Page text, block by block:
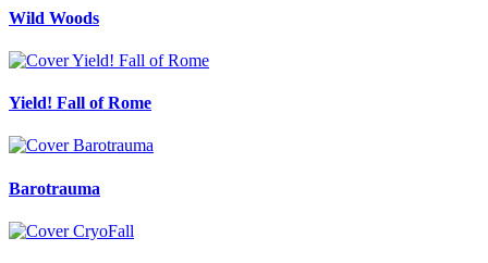
Wild Woods
Yield! Fall of Rome
Barotrauma